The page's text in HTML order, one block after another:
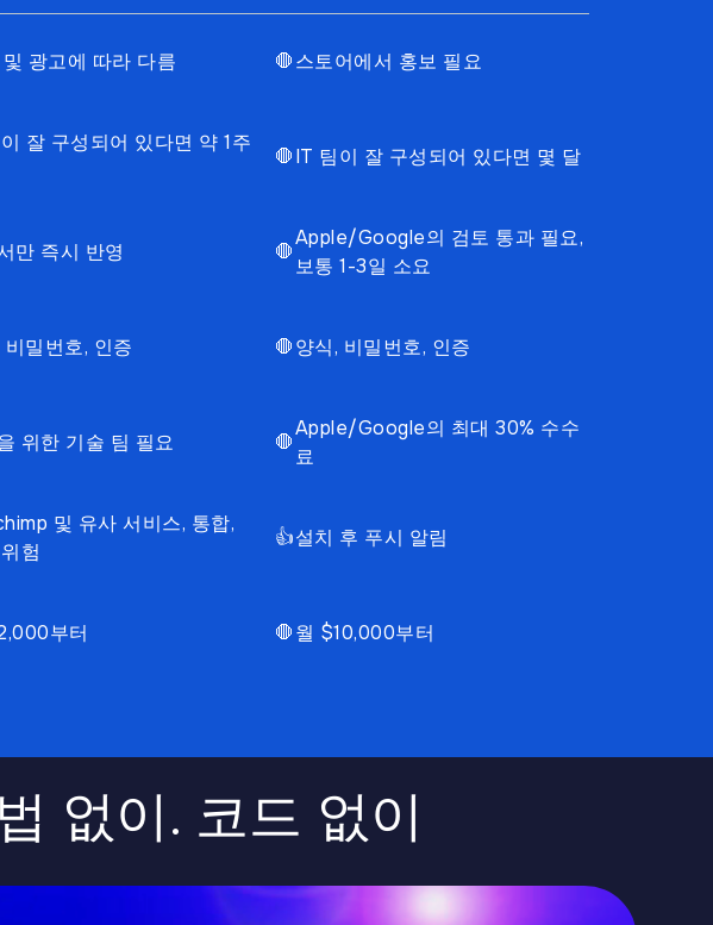
광고에 따라 다름
잘 구성되어 있다면 약 1주
만 즉시 반영
비밀번호, 인증
위한 기술 팀 필요
및 유사 서비스, 통합,
험
부터
🛑스토어에서 홍보 필요
🛑IT 팀이 잘 구성되어 있다면 몇 달
🛑
Apple/Google의 검토 통과 필요,
보통 1-3일 소요
🛑양식, 비밀번호, 인증
🛑
Apple/Google의 최대 30% 수수
료
👍설치 후 푸시 알림
🛑월 $10,000부터
없이. 코드 없이